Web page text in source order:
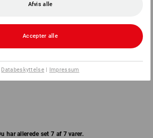
har allerede set 7 af 7 varer.
Afvis alle
Accepter alle
Databeskyttelse| Impressum